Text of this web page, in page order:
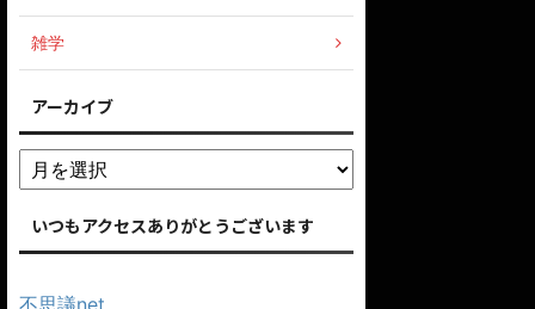
雑学
アーカイブ
いつもアクセスありがとうございます
不思議net